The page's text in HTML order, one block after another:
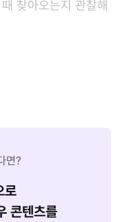
찾아오는지 관찰해
면?
로
콘텐츠를